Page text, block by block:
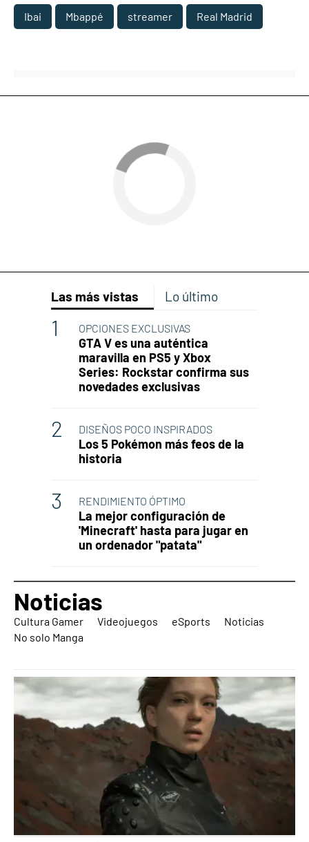
Ibai Mbappé streamer Real Madrid
Las más vistas Lo último
OPCIONES EXCLUSIVAS
GTA V es una auténtica
maravilla en PS5 y Xbox
Series: Rockstar confirma sus
novedades exclusivas
DISEÑOS POCO INSPIRADOS
Los 5 Pokémon más feos de la
historia
RENDIMIENTO ÓPTIMO
La mejor configuración de
'Minecraft' hasta para jugar en
un ordenador "patata"
Noticias
Cultura Gamer Videojuegos eSports
Noticias
No solo Manga